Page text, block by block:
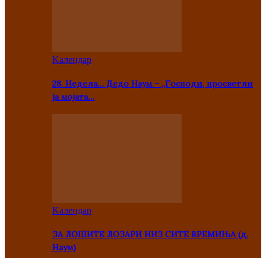
Kалендар
28. Недела… Дедо Наум – „Господи, просветли
ја мојата…
Kалендар
ЗА ЛОШИТЕ ЛОЗАРИ НИЗ СИТЕ ВРЕМИЊА (д.
Наум)